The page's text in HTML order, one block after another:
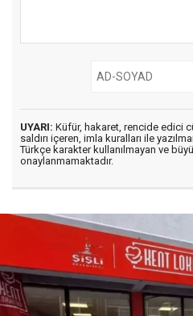
UYARI: Küfür, hakaret, rencide edici
saldırı içeren, imla kuralları ile
Türkçe karakter kullanılmayan ve
onaylanmamaktadır.